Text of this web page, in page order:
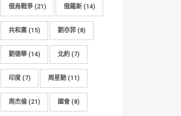
俄烏戰爭 (21) 俄羅斯 (14)
共和黨 (15) 劉亦菲 (8)
劉德華 (14) 北約 (7)
印度 (7) 周星馳 (11)
周杰倫 (21) 國會 (8)